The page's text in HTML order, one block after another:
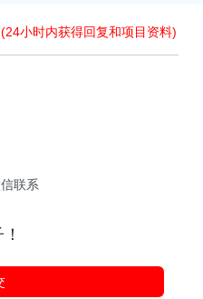
(24小时内获得回复和项目资料)